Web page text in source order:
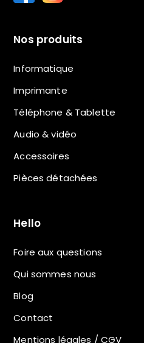
Nos produits
Informatique
Imprimante
Téléphone & Tablette
Audio & vidéo
Accessoires
Pièces détachées
Hello
Foire aux questions
Qui sommes nous
Blog
Contact
Mentions légales / CGV